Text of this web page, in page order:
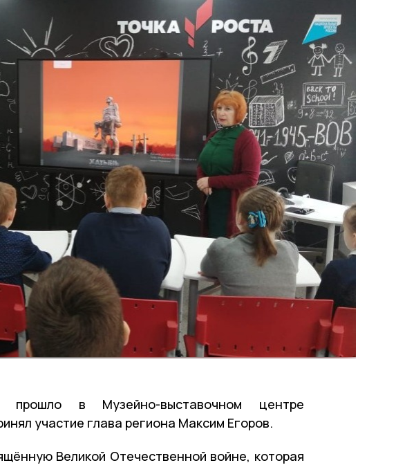
прошло в Музейно-выставочном центре
участие глава региона Максим Егоров.
Великой Отечественной войне, которая